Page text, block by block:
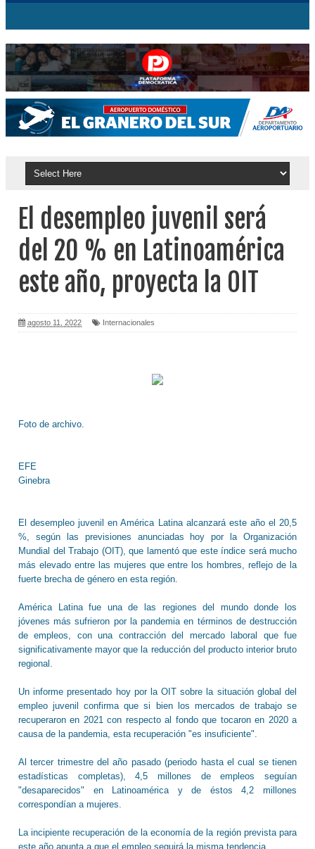
El desempleo juvenil será
del 20 % en Latinoamérica
este año, proyecta la OIT
agosto 11, 2022 Internacionales
Foto de archivo.
EFE
Ginebra
El desempleo juvenil en América Latina alcanzará este año el 20,5
%, según las previsiones anunciadas hoy por la Organización
Mundial del Trabajo (OIT), que lamentó que este índice será mucho
más elevado entre las mujeres que entre los hombres, reflejo de la
fuerte brecha de género en esta región.
América Latina fue una de las regiones del mundo donde los
jóvenes más sufrieron por la pandemia en términos de destrucción
de empleos, con una contracción del mercado laboral que fue
significativamente mayor que la reducción del producto interior bruto
regional.
Un informe presentado hoy por la OIT sobre la situación global del
empleo juvenil confirma que si bien los mercados de trabajo se
recuperaron en 2021 con respecto al fondo que tocaron en 2020 a
causa de la pandemia, esta recuperación "es insuficiente".
Al tercer trimestre del año pasado (periodo hasta el cual se tienen
estadísticas completas), 4,5 millones de empleos seguían
"desaparecidos" en Latinoamérica y de éstos 4,2 millones
correspondían a mujeres.
La incipiente recuperación de la economía de la región prevista para
este año apunta a que el empleo seguirá la misma tendencia.